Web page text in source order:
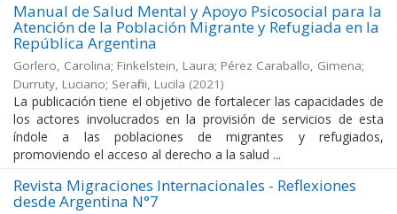
Manual de Salud Mental y Apoyo Psicosocial para la
Atención de la Población Migrante y Refugiada en la
República Argentina
Gorlero, Carolina; Finkelstein, Laura; Pérez Caraballo, Gimena;
Durruty, Luciano; Serafini, Lucila (2021)
La publicación tiene el objetivo de fortalecer las capacidades de
los actores involucrados en la provisión de servicios de esta
índole a las poblaciones de migrantes y refugiados,
promoviendo el acceso al derecho a la salud ...
Revista Migraciones Internacionales - Reflexiones
desde Argentina N°7